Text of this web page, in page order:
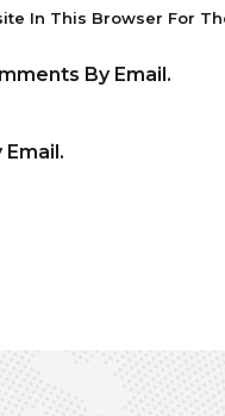
In This Browser For
By Email.